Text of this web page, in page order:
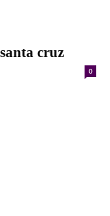
cruz
0